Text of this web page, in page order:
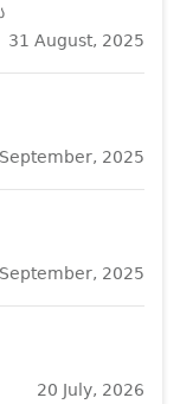
31 August, 2025
2025
2025
20 July, 2026